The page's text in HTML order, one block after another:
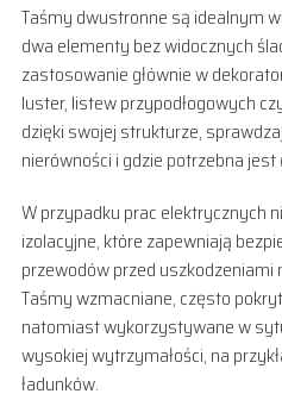
Taśmy dwustronne są idealnym
dwa elementy bez widocznych
zastosowanie głównie w
luster, listew przypodłogowych
dzięki swojej strukturze,
nierówności i gdzie potrzebna
W przypadku prac elektrycznych
izolacyjne, które zapewniają
przewodów przed
Taśmy wzmacniane, często
natomiast wykorzystywane w
wysokiej wytrzymałości, na
ładunków.